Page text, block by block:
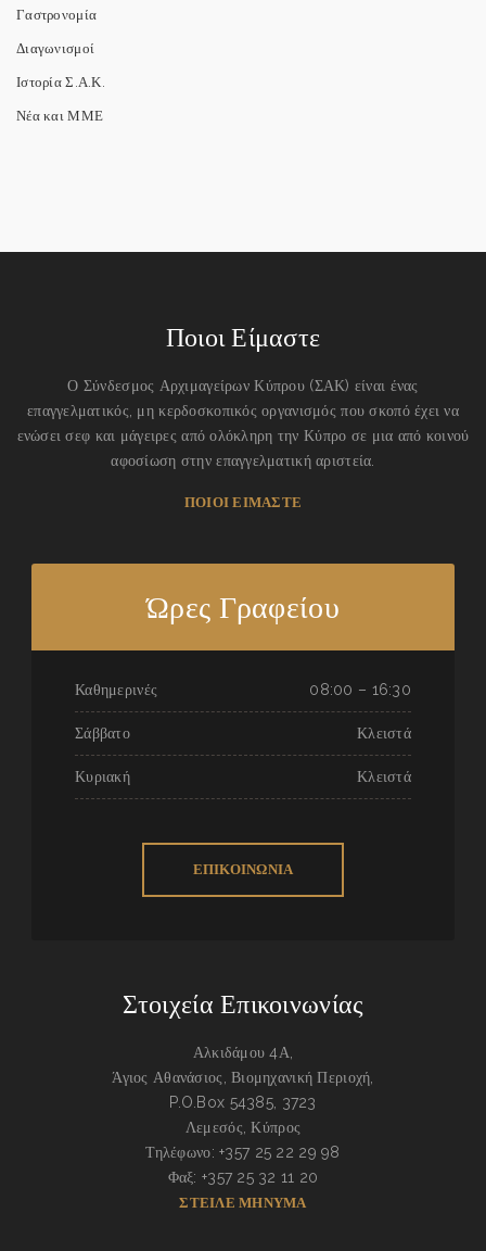
Γαστρονομία
Διαγωνισμοί
Ιστορία Σ.Α.Κ.
Νέα και ΜΜΕ
Ποιοι Είμαστε
Ο Σύνδεσμος Αρχιμαγείρων Κύπρου (ΣΑΚ) είναι ένας
επαγγελματικός, μη κερδοσκοπικός οργανισμός που σκοπό έχει να
ενώσει σεφ και μάγειρες από ολόκληρη την Κύπρο σε μια από κοινού
αφοσίωση στην επαγγελματική αριστεία.
ΠΟΙΟΙ ΕΙΜΑΣΤΕ
Ώρες Γραφείου
Καθημερινές 08:00 – 16:30
Σάββατο Κλειστά
Κυριακή Κλειστά
ΕΠΙΚΟΙΝΩΝΙΑ
Στοιχεία Επικοινωνίας
Αλκιδάμου 4Α,
Άγιος Αθανάσιος, Βιομηχανική Περιοχή,
P.O.Box 54385, 3723
Λεμεσός, Κύπρος
Τηλέφωνο: +357 25 22 29 98
Φαξ: +357 25 32 11 20
ΣΤΕΙΛΕ ΜΗΝΥΜΑ